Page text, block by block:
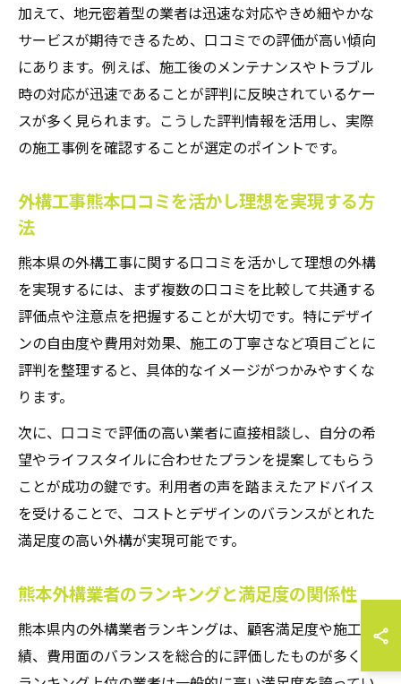
加えて、地元密着型の業者は迅速な対応やきめ細やかな
サービスが期待できるため、口コミでの評価が高い傾向
にあります。例えば、施工後のメンテナンスやトラブル
時の対応が迅速であることが評判に反映されているケー
スが多く見られます。こうした評判情報を活用し、実際
の施工事例を確認することが選定のポイントです。
外構工事熊本口コミを活かし理想を実現する方
法
熊本県の外構工事に関する口コミを活かして理想の外構
を実現するには、まず複数の口コミを比較して共通する
評価点や注意点を把握することが大切です。特にデザイ
ンの自由度や費用対効果、施工の丁寧さなど項目ごとに
評判を整理すると、具体的なイメージがつかみやすくな
ります。
次に、口コミで評価の高い業者に直接相談し、自分の希
望やライフスタイルに合わせたプランを提案してもらう
ことが成功の鍵です。利用者の声を踏まえたアドバイス
を受けることで、コストとデザインのバランスがとれた
満足度の高い外構が実現可能です。
熊本外構業者のランキングと満足度の関係性
熊本県内の外構業者ランキングは、顧客満足度や施工実
績、費用面のバランスを総合的に評価したものが多く、